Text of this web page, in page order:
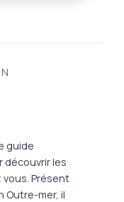
guide
découvrir les
Présent
Outre-mer, il